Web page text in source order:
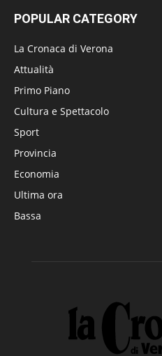
POPULAR CATEGORY
La Cronaca di Verona
Attualità
Primo Piano
Cultura e Spettacolo
Sport
Provincia
Economia
Ultima ora
Bassa